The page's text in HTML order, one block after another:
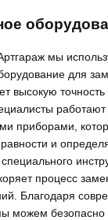
мы
для
высокую
приборами,
и
процесс
Благодаря
можем безопасно